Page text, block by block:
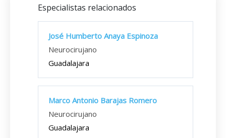
Especialistas relacionados
José Humberto Anaya Espinoza
Neurocirujano
Guadalajara
Marco Antonio Barajas Romero
Neurocirujano
Guadalajara